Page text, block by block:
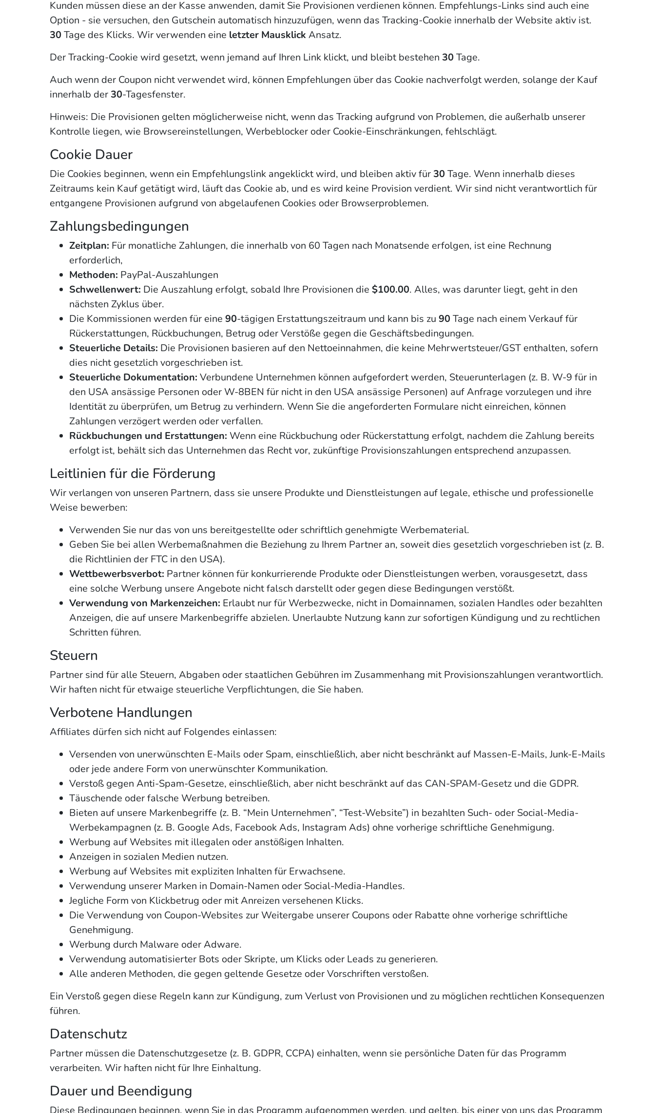
Kunden müssen diese an der Kasse anwenden, damit Sie Provisionen verdienen können. Empfehlungs-Links sind auch eine
Option - sie versuchen, den Gutschein automatisch hinzuzufügen, wenn das Tracking-Cookie innerhalb der Website aktiv ist.
30Tage des Klicks. Wir verwenden eine letzter Mausklick Ansatz.
Der Tracking-Cookie wird gesetzt, wenn jemand auf Ihren Link klickt, und bleibt bestehen 30Tage.
Auch wenn der Coupon nicht verwendet wird, können Empfehlungen über das Cookie nachverfolgt werden, solange der Kauf
innerhalb der 30-Tagesfenster.
Hinweis: Die Provisionen gelten möglicherweise nicht, wenn das Tracking aufgrund von Problemen, die außerhalb unserer
Kontrolle liegen, wie Browsereinstellungen, Werbeblocker oder Cookie-Einschränkungen, fehlschlägt.
Cookie Dauer
Die Cookies beginnen, wenn ein Empfehlungslink angeklickt wird, und bleiben aktiv für 30Tage. Wenn innerhalb dieses
Zeitraums kein Kauf getätigt wird, läuft das Cookie ab, und es wird keine Provision verdient. Wir sind nicht verantwortlich für
entgangene Provisionen aufgrund von abgelaufenen Cookies oder Browserproblemen.
Zahlungsbedingungen
Zeitplan: Für monatliche Zahlungen, die innerhalb von 60 Tagen nach Monatsende erfolgen, ist eine Rechnung
erforderlich,
Methoden: PayPal-Auszahlungen
Schwellenwert: Die Auszahlung erfolgt, sobald Ihre Provisionen die $100.00. Alles, was darunter liegt, geht in den
nächsten Zyklus über.
Die Kommissionen werden für eine 90-tägigen Erstattungszeitraum und kann bis zu 90Tage nach einem Verkauf für
Rückerstattungen, Rückbuchungen, Betrug oder Verstöße gegen die Geschäftsbedingungen.
Steuerliche Details: Die Provisionen basieren auf den Nettoeinnahmen, die keine Mehrwertsteuer/GST enthalten, sofern
dies nicht gesetzlich vorgeschrieben ist.
Steuerliche Dokumentation: Verbundene Unternehmen können aufgefordert werden, Steuerunterlagen (z. B. W-9 für in
den USA ansässige Personen oder W-8BEN für nicht in den USA ansässige Personen) auf Anfrage vorzulegen und ihre
Identität zu überprüfen, um Betrug zu verhindern. Wenn Sie die angeforderten Formulare nicht einreichen, können
Zahlungen verzögert werden oder verfallen.
Rückbuchungen und Erstattungen: Wenn eine Rückbuchung oder Rückerstattung erfolgt, nachdem die Zahlung bereits
erfolgt ist, behält sich das Unternehmen das Recht vor, zukünftige Provisionszahlungen entsprechend anzupassen.
Leitlinien für die Förderung
Wir verlangen von unseren Partnern, dass sie unsere Produkte und Dienstleistungen auf legale, ethische und professionelle
Weise bewerben:
Verwenden Sie nur das von uns bereitgestellte oder schriftlich genehmigte Werbematerial.
Geben Sie bei allen Werbemaßnahmen die Beziehung zu Ihrem Partner an, soweit dies gesetzlich vorgeschrieben ist (z. B.
die Richtlinien der FTC in den USA).
Wettbewerbsverbot: Partner können für konkurrierende Produkte oder Dienstleistungen werben, vorausgesetzt, dass
eine solche Werbung unsere Angebote nicht falsch darstellt oder gegen diese Bedingungen verstößt.
Verwendung von Markenzeichen: Erlaubt nur für Werbezwecke, nicht in Domainnamen, sozialen Handles oder bezahlten
Anzeigen, die auf unsere Markenbegriffe abzielen. Unerlaubte Nutzung kann zur sofortigen Kündigung und zu rechtlichen
Schritten führen.
Steuern
Partner sind für alle Steuern, Abgaben oder staatlichen Gebühren im Zusammenhang mit Provisionszahlungen verantwortlich.
Wir haften nicht für etwaige steuerliche Verpflichtungen, die Sie haben.
Verbotene Handlungen
Affiliates dürfen sich nicht auf Folgendes einlassen:
Versenden von unerwünschten E-Mails oder Spam, einschließlich, aber nicht beschränkt auf Massen-E-Mails, Junk-E-Mails
oder jede andere Form von unerwünschter Kommunikation.
Verstoß gegen Anti-Spam-Gesetze, einschließlich, aber nicht beschränkt auf das CAN-SPAM-Gesetz und die GDPR.
Täuschende oder falsche Werbung betreiben.
Bieten auf unsere Markenbegriffe (z. B. “Mein Unternehmen”, “Test-Website”) in bezahlten Such- oder Social-Media-
Werbekampagnen (z. B. Google Ads, Facebook Ads, Instagram Ads) ohne vorherige schriftliche Genehmigung.
Werbung auf Websites mit illegalen oder anstößigen Inhalten.
Anzeigen in sozialen Medien nutzen.
Werbung auf Websites mit expliziten Inhalten für Erwachsene.
Verwendung unserer Marken in Domain-Namen oder Social-Media-Handles.
Jegliche Form von Klickbetrug oder mit Anreizen versehenen Klicks.
Die Verwendung von Coupon-Websites zur Weitergabe unserer Coupons oder Rabatte ohne vorherige schriftliche
Genehmigung.
Werbung durch Malware oder Adware.
Verwendung automatisierter Bots oder Skripte, um Klicks oder Leads zu generieren.
Alle anderen Methoden, die gegen geltende Gesetze oder Vorschriften verstoßen.
Ein Verstoß gegen diese Regeln kann zur Kündigung, zum Verlust von Provisionen und zu möglichen rechtlichen Konsequenzen
führen.
Datenschutz
Partner müssen die Datenschutzgesetze (z. B. GDPR, CCPA) einhalten, wenn sie persönliche Daten für das Programm
verarbeiten. Wir haften nicht für Ihre Einhaltung.
Dauer und Beendigung
Diese Bedingungen beginnen, wenn Sie in das Programm aufgenommen werden, und gelten, bis einer von uns das Programm